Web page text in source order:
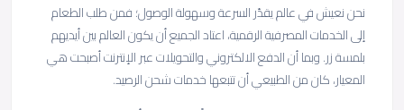
نحن نعيش في عالم يقدّر السرعة وسهولة الوصول؛ فمن طلب الطعام
إلى الخدمات المصرفية الرقمية، اعتاد الجميع أن يكون العالم بين أيديهم
بلمسة زر. وبما أن الدفع الالكتروني والتحويلات عبر الإنترنت أصبحت هي
المعيار، كان من الطبيعي أن تتبعها خدمات شحن الرصيد.